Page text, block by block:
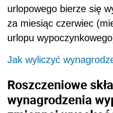
urlopowego bierze się
za miesiąc czerwiec
urlopu
Jak wyliczyć
Roszczeniowe
wynagrodzenia